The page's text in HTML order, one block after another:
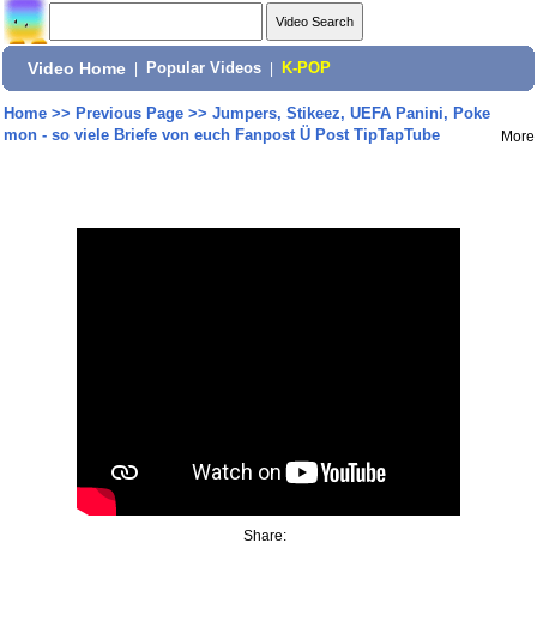
Video Home Popular Videos K-POP
Home>> Previous Page>> Jumpers, Stikeez, UEFA Panini, Poke
mon - so viele Briefe von euch Fanpost Ü Post TipTapTube
More
Share: